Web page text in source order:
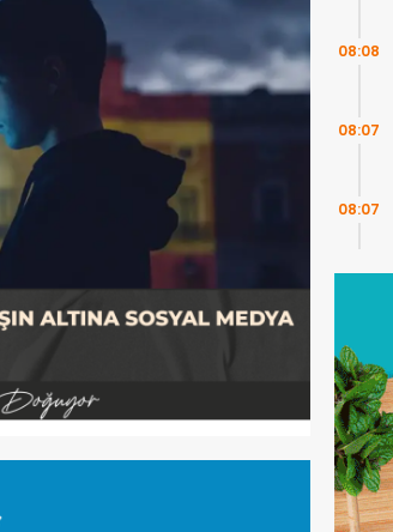
08:08
08:07
08:07